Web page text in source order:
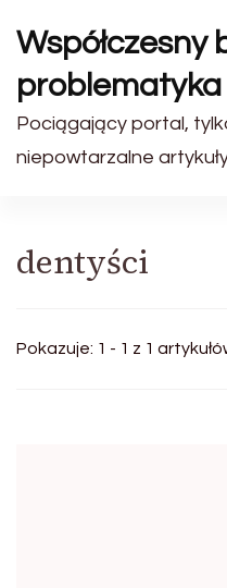
Współczesny
problematyka
Pociągający portal,
niepowtarzalne
dentyści
Pokazuje: 1 - 1 z 1